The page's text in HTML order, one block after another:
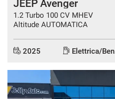
JEEP Avenger
1.2 Turbo 100 CV MHEV
Altitude AUTOMATICA
2025 Elettrica/Benzina
cookie
policy.
Puoi
e
modificare
scelte
in